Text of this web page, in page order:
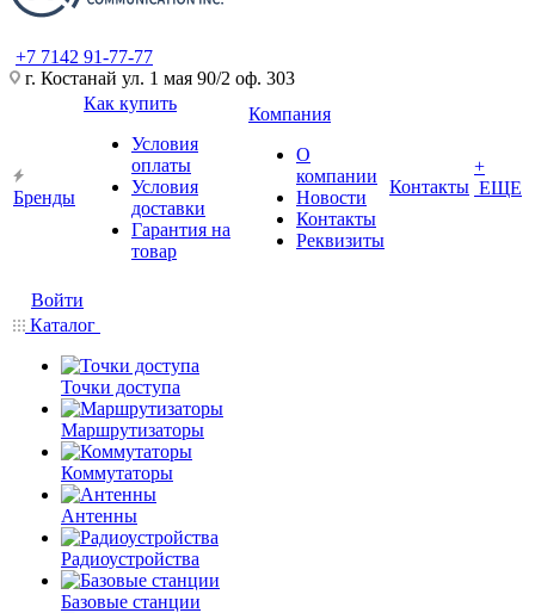
+7 7142 91-77-77
г. Костанай ул. 1 мая 90/2 оф. 303
Бренды
Как купить
Условия
оплаты
Условия
доставки
Гарантия на
товар
Компания
О
компании
Новости
Контакты
Реквизиты
Контакты
+
ЕЩЕ
Войти
Каталог
Точки доступа
Маршрутизаторы
Коммутаторы
Антенны
Радиоустройства
Базовые станции